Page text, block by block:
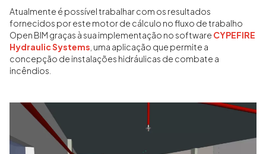
Atualmente é possível trabalhar com os resultados
fornecidos por este motor de cálculo no fluxo de trabalho
Open BIM graças à sua implementação no software CYPEFIRE
Hydraulic Systems , uma aplicação que permite a
concepção de instalações hidráulicas de combate a
incêndios.